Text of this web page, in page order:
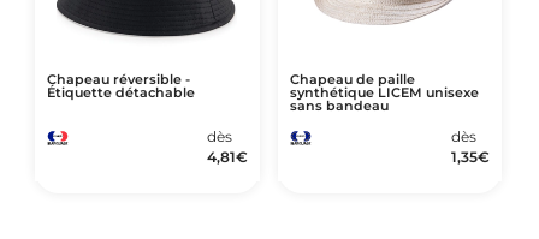
Chapeau réversible -
Étiquette détachable
dès
4,81€
Chapeau de paille
synthétique LICEM unisexe
sans bandeau
dès
1,35€